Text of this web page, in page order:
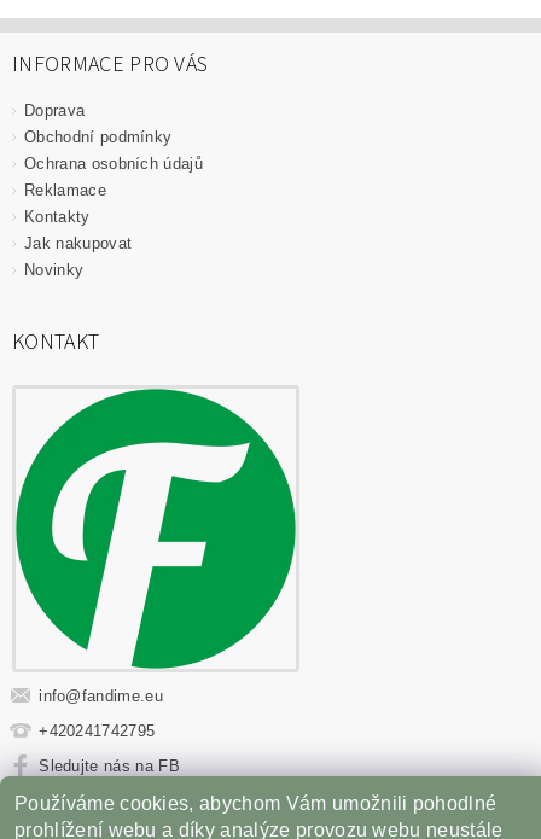
INFORMACE PRO VÁS
Doprava
Obchodní podmínky
Ochrana osobních údajů
Reklamace
Kontakty
Jak nakupovat
Novinky
KONTAKT
info@fandime.eu
+420241742795
Sledujte nás na FB
Sportovní výživa | Fitness oblečení | Věci z filmů |
Používáme cookies, abychom Vám umožnili pohodlné
prohlížení webu a díky analýze provozu webu neustále